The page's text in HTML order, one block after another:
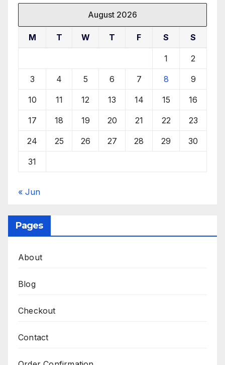
August 2026
M T W T F S S
1 2
3 4 5 6 7 8 9
10 11 12 13 14 15 16
17 18 19 20 21 22 23
24 25 26 27 28 29 30
31
« Jun
Pages
About
Blog
Checkout
Contact